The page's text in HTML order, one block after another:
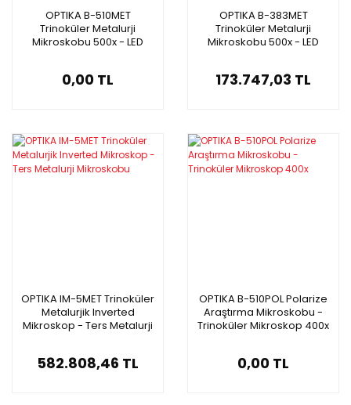
OPTIKA B-510MET
Trinoküler Metalurji
Mikroskobu 500x - LED
0,00 TL
OPTIKA B-383MET
Trinoküler Metalurji
Mikroskobu 500x - LED
173.747,03 TL
OPTIKA IM-5MET Trinoküler
Metalurjik Inverted
Mikroskop - Ters Metalurji
582.808,46 TL
OPTIKA B-510POL Polarize
Araştırma Mikroskobu -
Trinoküler Mikroskop 400x
0,00 TL